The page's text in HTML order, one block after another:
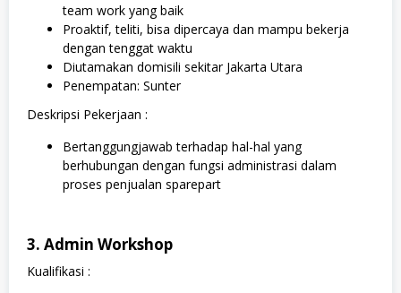
team work yang baik
Proaktif, teliti, bisa dipercaya dan mampu bekerja
dengan tenggat waktu
Diutamakan domisili sekitar Jakarta Utara
Penempatan: Sunter
Deskripsi Pekerjaan :
Bertanggungjawab terhadap hal-hal yang
berhubungan dengan fungsi administrasi dalam
proses penjualan sparepart
3. Admin Workshop
Kualifikasi :